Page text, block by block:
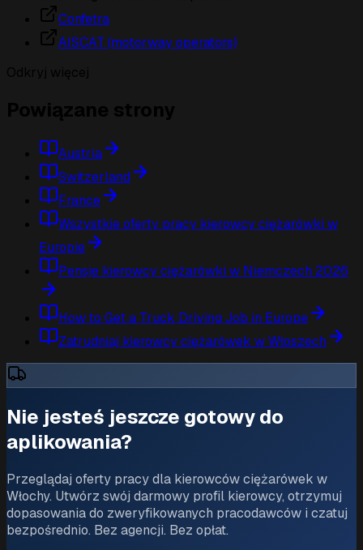
Confetra
AISCAT (motorway operators)
Austria
Switzerland
France
Wszystkie oferty pracy kierowcy ciężarówki w
Europie
Pensje kierowcy ciężarówki w Niemczech 2026
How to Get a Truck Driving Job in Europe
Zatrudniaj kierowcy ciężarówek w Włoszech
Nie jesteś jeszcze gotowy do
aplikowania?
Przeglądaj oferty pracy dla kierowców ciężarówek w
Włochy. Utwórz swój darmowy profil kierowcy, otrzymuj
dopasowania do zweryfikowanych pracodawców i czatuj
bezpośrednio. Bez agencji. Bez opłat.